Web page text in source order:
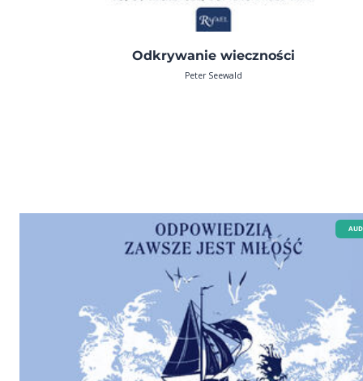
Odkrywanie wieczności
Peter Seewald